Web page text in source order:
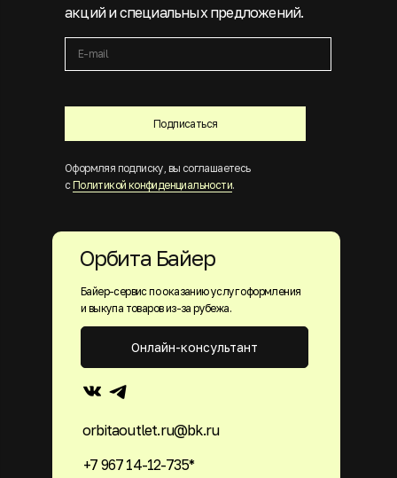
Подписаться
акций и специальных предложений.
Оформляя подписку, вы соглашаетесь
с Политикой конфиденциальности.
Байер-сервис по оказанию услуг оформления
и выкупа товаров из-за рубежа.
+7 967 14-12-735*
orbitaoutlet.ru@bk.ru
Онлайн-консультант
Орбита Байер